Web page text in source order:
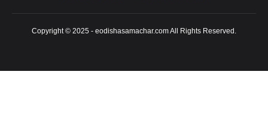
Copyright © 2025 - eodishasamachar.com All Rights Reserved.